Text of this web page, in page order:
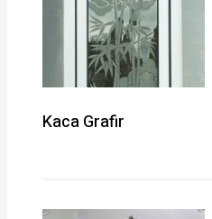
Kaca Grafir